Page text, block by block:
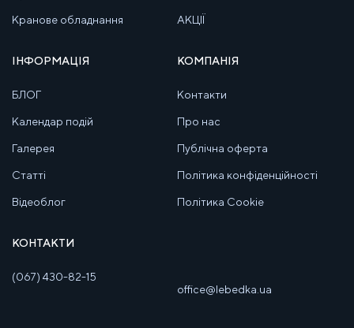
Кранове обладнання АКЦІЇ
ІНФОРМАЦІЯ
БЛОГ
Календар подій
Галерея
Статті
Відеоблог
КОМПАНІЯ
Контакти
Про нас
Публічна оферта
Політика конфіденційності
Політика Cookie
КОНТАКТИ
(067) 430-82-15
office@lebedka.ua